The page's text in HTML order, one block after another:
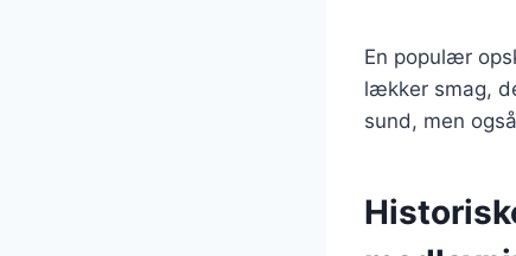
En populær
lækker smag,
sund, men